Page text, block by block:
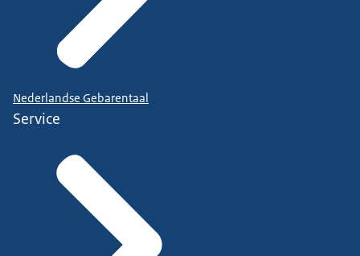
manier. Hoe je een veilige kopie maakt dat vind je
hier.
• Gebruik een toegangscode voor je telefoon en
zet de mogelijkheid ‘Vind mijn apparaat’ aan voor
het geval je je telefoon, tablet of laptop verliest.
Lukt het niet?
Nederlandse Gebarentaal
Service